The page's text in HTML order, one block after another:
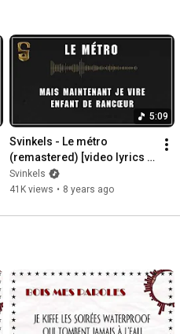
5:09
Svinkels - Le métro
(remastered) [video lyrics
officielle]
Svinkels
41K views • 8 years ago